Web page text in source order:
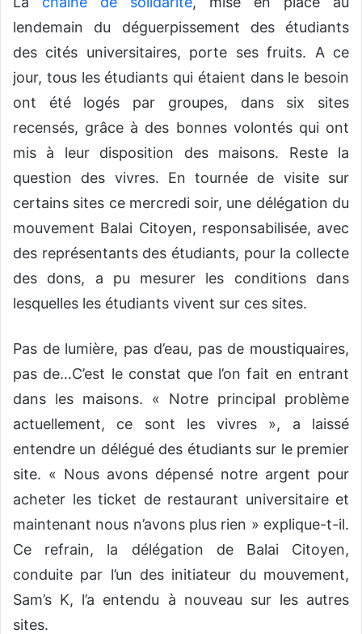
lendemain du déguerpissement des étudiants
des cités universitaires, porte ses fruits. A ce
jour, tous les étudiants qui étaient dans le besoin
ont été logés par groupes, dans six sites
recensés, grâce à des bonnes volontés qui ont
mis à leur disposition des maisons. Reste la
question des vivres. En tournée de visite sur
certains sites ce mercredi soir, une délégation du
mouvement Balai Citoyen, responsabilisée, avec
des représentants des étudiants, pour la collecte
des dons, a pu mesurer les conditions dans
lesquelles les étudiants vivent sur ces sites.
Pas de lumière, pas d’eau, pas de moustiquaires,
pas de…C’est le constat que l’on fait en entrant
dans les maisons. « Notre principal problème
actuellement, ce sont les vivres », a laissé
entendre un délégué des étudiants sur le premier
site. « Nous avons dépensé notre argent pour
acheter les ticket de restaurant universitaire et
maintenant nous n’avons plus rien » explique-t-il.
Ce refrain, la délégation de Balai Citoyen,
conduite par l’un des initiateur du mouvement,
Sam’s K, l’a entendu à nouveau sur les autres
sites.